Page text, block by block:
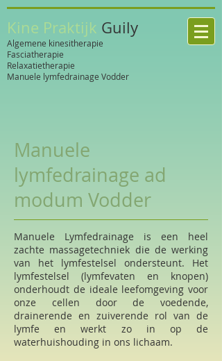
Kine Praktijk Guily
Algemene kinesitherapie
Fasciatherapie
Relaxatietherapie
Manuele lymfedrainage Vodder
Manuele
lymfedrainage ad
modum Vodder
Manuele Lymfedrainage is een heel
zachte massagetechniek die de werking
van het lymfestelsel ondersteunt. Het
lymfestelsel (lymfevaten en knopen)
onderhoudt de ideale leefomgeving voor
onze cellen door de voedende,
drainerende en zuiverende rol van de
lymfe en werkt zo in op de
waterhuishouding in ons lichaam.